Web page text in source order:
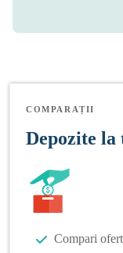
COMPARAȚII
Depozite la
Compari